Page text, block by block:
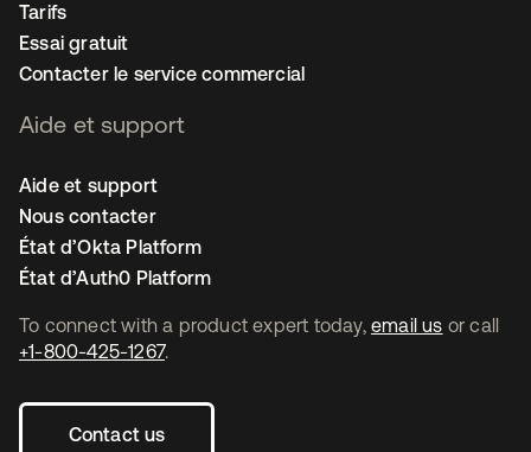
To connect with a product expert today, email us or call
+1-800-425-1267.
Contact us
Tarifs
Essai gratuit
Contacter le service commercial
Aide et support
Aide et support
Nous contacter
État d’Okta Platform
État d’Auth0 Platform